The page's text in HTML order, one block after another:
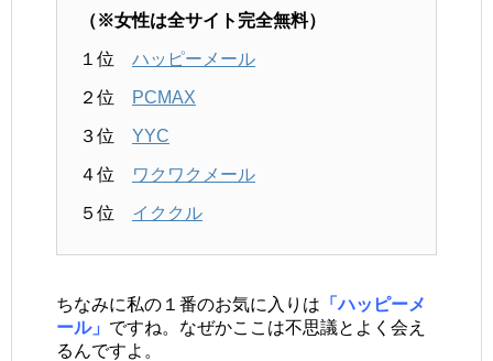
（※女性は全サイト完全無料）
１位 ハッピーメール
２位 PCMAX
３位 YYC
４位 ワクワクメール
５位 イククル
ちなみに私の１番のお気に入りは 「ハッピーメ
ール」 ですね。なぜかここは不思議とよく会え
るんですよ。